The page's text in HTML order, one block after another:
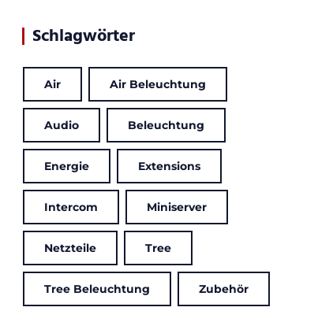
Schlagwörter
Air Air Beleuchtung
Audio Beleuchtung
Energie Extensions
Intercom Miniserver
Netzteile Tree
Tree Beleuchtung Zubehör